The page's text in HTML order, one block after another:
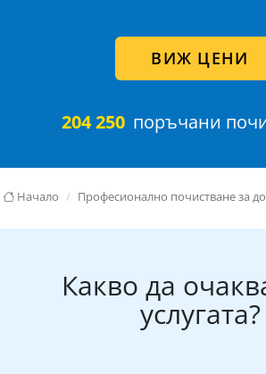
ВИЖ ЦЕНИ
204 250 поръчани
Начало Професионално почистване за
Какво да
услугата?